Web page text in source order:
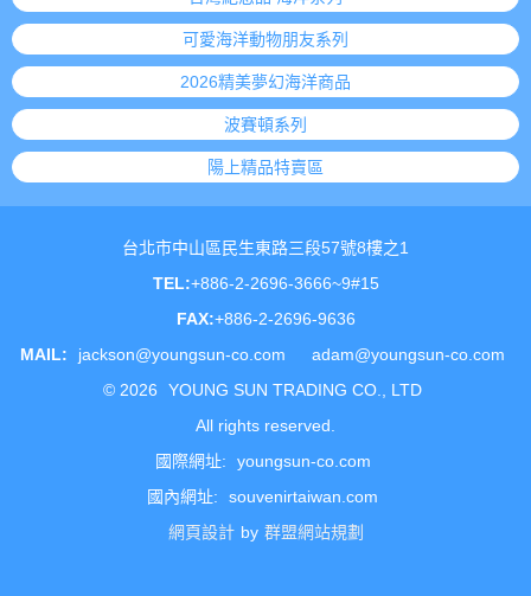
可愛海洋動物朋友系列
2026精美夢幻海洋商品
波賽頓系列
陽上精品特賣區
台北市中山區民生東路三段57號8樓之1
TEL:+886-2-2696-3666~9#15
FAX:+886-2-2696-9636
MAIL:
jackson@youngsun-co.com
adam@youngsun-co.com
© 2026
YOUNG SUN TRADING CO., LTD
All rights reserved.
國際網址:
youngsun-co.com
國內網址:
souvenirtaiwan.com
網頁設計 by 群盟網站規劃